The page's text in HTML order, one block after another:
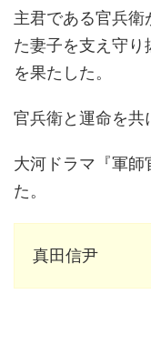
主君である官兵
た妻子を支え守
を果たした。
官兵衛と運命を共
大河ドラマ『軍師
た。
真田信尹